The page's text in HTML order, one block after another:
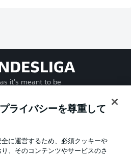
it's meant to be
ライバシーを尊重して
に運営するため、必須クッキーや
、そのコンテンツやサービスのさ